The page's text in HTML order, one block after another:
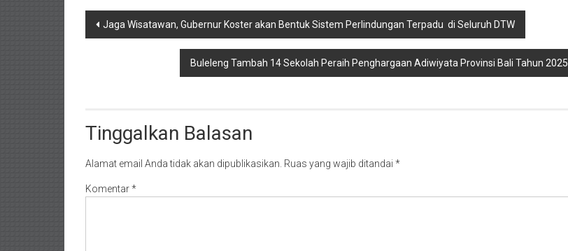
Navigasi
Jaga Wisatawan, Gubernur Koster akan Bentuk Sistem Perlindungan Terpadu di Seluruh DTW
Buleleng Tambah 14 Sekolah Peraih Penghargaan Adiwiyata Provinsi Bali Tahun 2025
Tinggalkan Balasan
Alamat email Anda tidak akan dipublikasikan. Ruas yang wajib ditandai *
Komentar*